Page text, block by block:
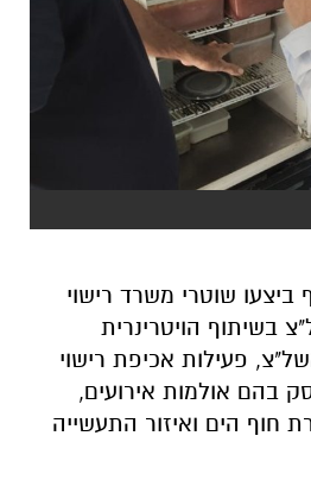
שוטרי משרד רישוי
בשיתוף הויטרינרית
פעילות אכיפת רישוי
7 בתי עסק בהם אולמות אירועים,
חוף הים ואיזור התעשייה